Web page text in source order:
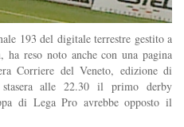
193 del digitale terrestre gestito a
reso noto anche con una pagina
Corriere del Veneto, edizione di
stasera alle 22.30 il primo derby
di Lega Pro avrebbe opposto il